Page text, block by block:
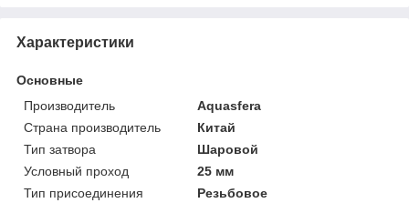
Характеристики
Основные
Производитель
Aquasfera
Страна производитель
Китай
Тип затвора
Шаровой
Условный проход
25 мм
Тип присоединения
Резьбовое